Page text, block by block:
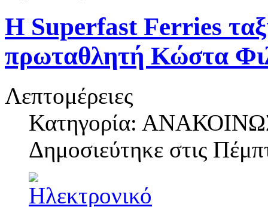
H Superfast Ferries
πρωταθλητή Κώστα
Λεπτομέρειες
Κατηγορία:
Δημοσιεύτηκε στις